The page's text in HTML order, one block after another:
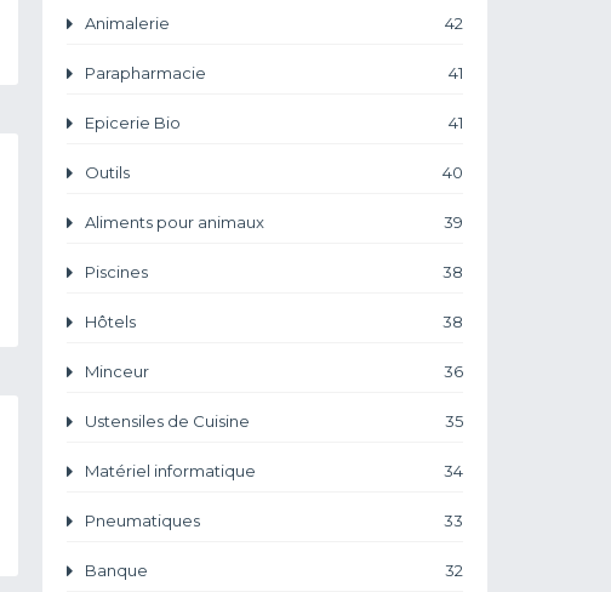
Animalerie 42
Parapharmacie 41
Epicerie Bio 41
Outils 40
Aliments pour animaux 39
Piscines 38
Hôtels 38
Minceur 36
Ustensiles de Cuisine 35
Matériel informatique 34
Pneumatiques 33
Banque 32